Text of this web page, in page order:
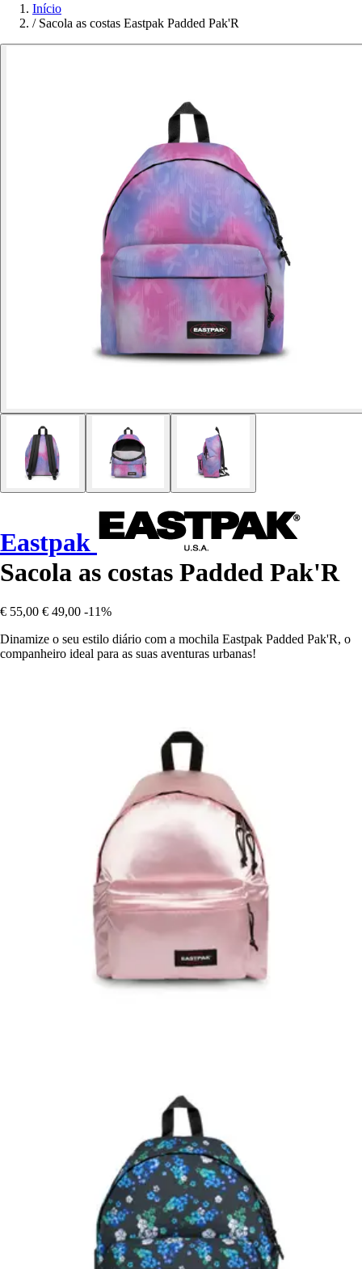
Início
/ Sacola as costas Eastpak Padded Pak'R
Eastpak
Sacola as costas Padded Pak'R
€ 55,00 € 49,00 -11%
Dinamize o seu estilo diário com a mochila Eastpak Padded Pak'R, o
companheiro ideal para as suas aventuras urbanas!